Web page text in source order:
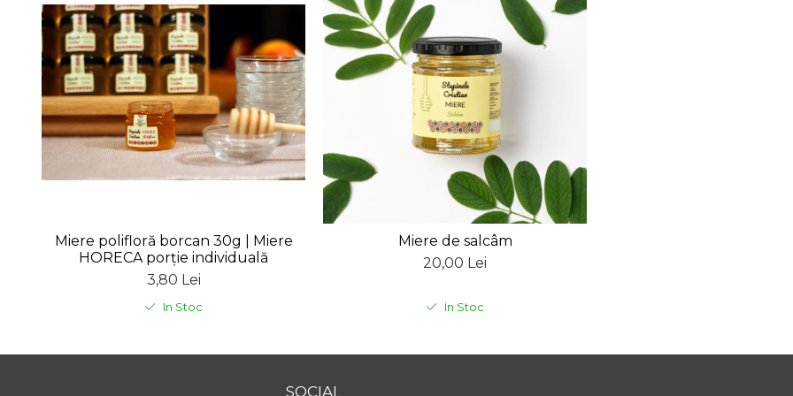
Miere polifloră borcan 30g | Miere
HORECA porție individuală
3,80 Lei
In Stoc
Miere de salcâm
20,00 Lei
In Stoc
SOCIAL